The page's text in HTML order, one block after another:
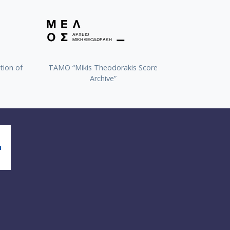
of
TAMO “Mikis Theodorakis Score
Archive”